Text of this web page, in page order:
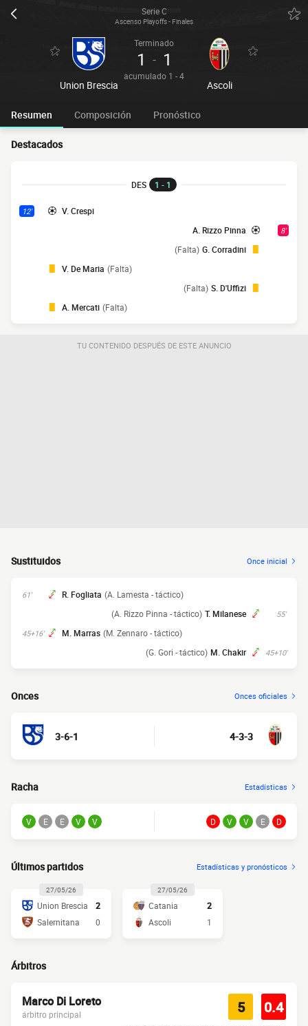
Serie C
Ascenso Playoffs - Finales
Union Brescia
Terminado
1 - 1
acumulado 1 - 4
Ascoli
Resumen Composición Pronóstico
Destacados
DES 1 - 1
12' V. Crespi
8'
A. Rizzo Pinna
G. Corradini
(Falta)
V. De Maria (Falta)
S. D'Uffizi
(Falta)
A. Mercati (Falta)
TU CONTENIDO DESPUÉS DE ESTE ANUNCIO
Sustituidos Once inicial
61' R. Fogliata (A. Lamesta - táctico)
55'
T. Milanese
(A. Rizzo Pinna - táctico)
45+16' M. Marras (M. Zennaro - táctico)
45+10'
M. Chakir
(G. Gori - táctico)
Onces Onces oficiales
3-6-1 4-3-3
Racha Estadísticas
V E E V V D V V E D
Últimos partidos Estadísticas y pronósticos
27/05/26
Union Brescia
2
Salernitana
0
27/05/26
Catania
2
Ascoli
1
Árbitros
Marco Di Loreto
árbitro principal 5 0.4